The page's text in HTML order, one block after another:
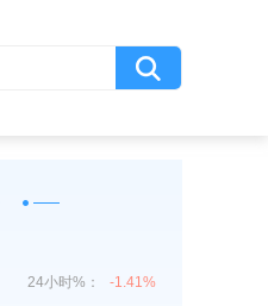
24小时%： -1.41%